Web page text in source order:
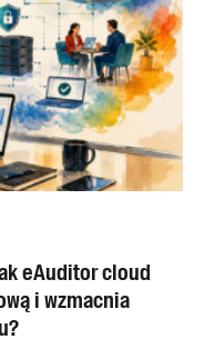
eAuditor cloud
i wzmacnia